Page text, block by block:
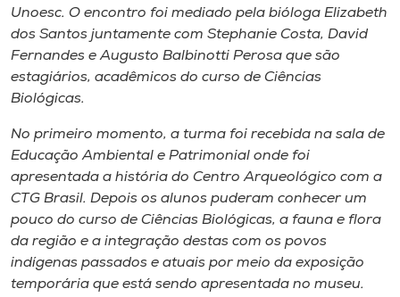
Store
Selecione
o idioma
A+
Unoesc. O encontro foi mediado pela bióloga Elizabeth
dos Santos juntamente com Stephanie Costa, David
Fernandes e Augusto Balbinotti Perosa que são
estagiários, acadêmicos do curso de Ciências
Biológicas.
No primeiro momento, a turma foi recebida na sala de
Educação Ambiental e Patrimonial onde foi
apresentada a história do Centro Arqueológico com a
CTG Brasil. Depois os alunos puderam conhecer um
pouco do curso de Ciências Biológicas, a fauna e flora
da região e a integração destas com os povos
indígenas passados e atuais por meio da exposição
temporária que está sendo apresentada no museu.